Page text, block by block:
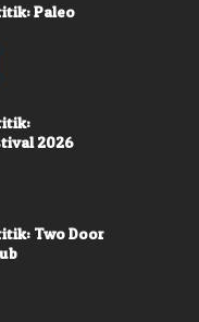
Paleo
2026
Two Door